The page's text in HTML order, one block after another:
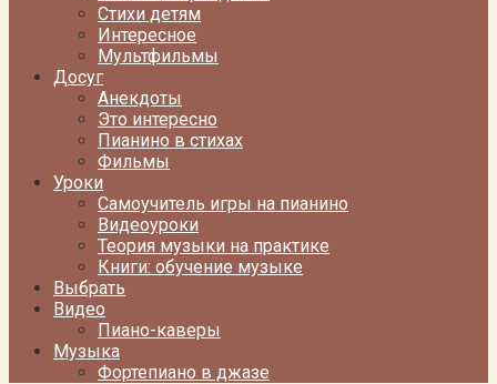
Стихи детям
Интересное
Мультфильмы
Досуг
Анекдоты
Это интересно
Пианино в стихах
Фильмы
Уроки
Самоучитель игры на пианино
Видеоуроки
Теория музыки на практике
Книги: обучение музыке
Выбрать
Видео
Пиано-каверы
Музыка
Фортепиано в джазе